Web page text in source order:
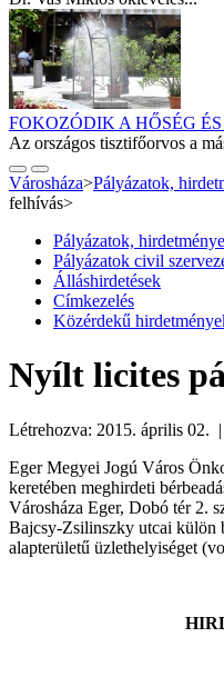
FOKOZÓDIK A HŐSÉG
Az országos tisztifőorvos a
Városháza>Pályázatok,
felhívás>
Pályázatok,
Pályázatok civil
Álláshirdetések
Címkezelés
Közérdekű
Nyílt licites
Létrehozva: 2015. április 02.
Eger Megyei Jogú Város
keretében meghirdeti
Városháza Eger, Dobó tér 2.
Bajcsy-Zsilinszky utcai külön
alapterületű üzlethelyiséget